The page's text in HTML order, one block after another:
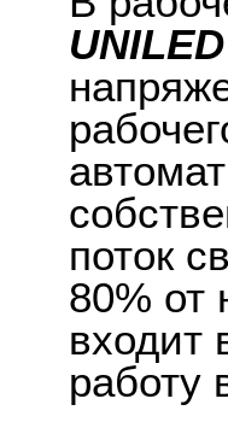
поток
80% от
входит
работу